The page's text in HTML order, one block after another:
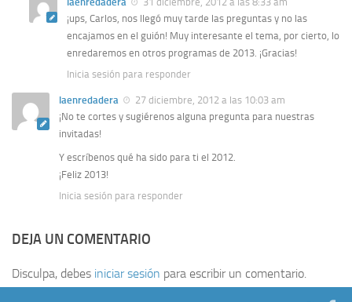
¡ups, Carlos, nos llegó muy tarde las preguntas y no las
encajamos en el guión! Muy interesante el tema, por cierto, lo
enredaremos en otros programas de 2013. ¡Gracias!
Inicia sesión para responder
laenredadera
27 diciembre, 2012 a las 10:03 am
¡No te cortes y sugiérenos alguna pregunta para nuestras
invitadas!
Y escríbenos qué ha sido para ti el 2012.
¡Feliz 2013!
Inicia sesión para responder
DEJA UN COMENTARIO
Disculpa, debes iniciar sesión para escribir un comentario.